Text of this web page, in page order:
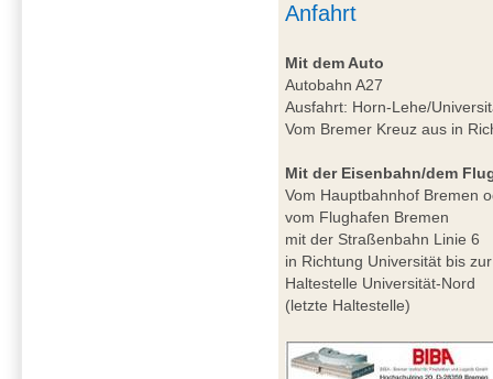
Anfahrt
Mit dem Auto
Autobahn A27
Ausfahrt: Horn-Lehe/
Vom Bremer Kreuz aus in
Mit der Eisenbahn/dem
Vom Hauptbahnhof Bremen
vom Flughafen Bremen
mit der Straßenbahn Linie 6
in Richtung Universität bis zur
Haltestelle Universität-Nord
(letzte Haltestelle)